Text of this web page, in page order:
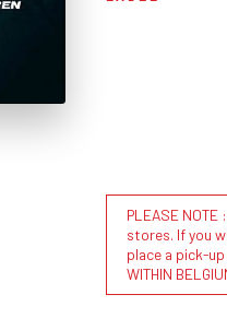
PLEASE
stores. If you
place a pick-up
WITHIN